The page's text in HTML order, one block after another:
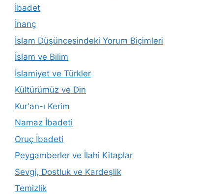
İbadet
İnanç
İslam Düşüncesindeki Yorum Biçimleri
İslam ve Bilim
İslamiyet ve Türkler
Kültürümüz ve Din
Kur'an-ı Kerim
Namaz İbadeti
Oruç İbadeti
Peygamberler ve İlahi Kitaplar
Sevgi, Dostluk ve Kardeşlik
Temizlik